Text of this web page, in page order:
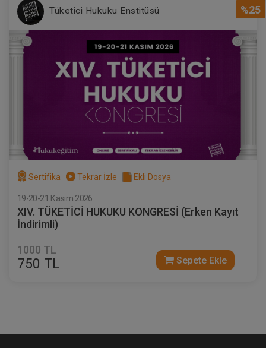
%25
Tüketici Hukuku Enstitüsü
Sertifika Tekrar İzle Ekli Dosya
19-20-21 Kasım 2026
XIV. TÜKETİCİ HUKUKU KONGRESİ (Erken Kayıt
İndirimli)
1000 TL
750 TL Sepete Ekle